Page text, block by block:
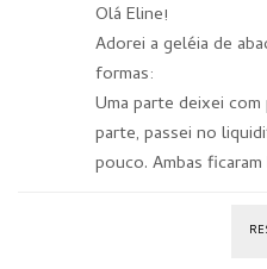
Olá Eline!
Adorei a geléia de
formas:
Uma parte deixei
parte, passei no
pouco. Ambas ficaram